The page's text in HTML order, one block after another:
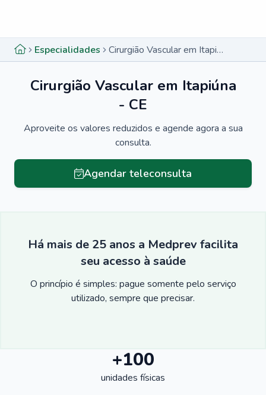
Especialidades Cirurgião Vascular em Itapiúna - CE
Cirurgião Vascular em Itapiúna
- CE
Aproveite os valores reduzidos e agende agora a sua
consulta.
Agendar teleconsulta
Há mais de 25 anos a Medprev facilita
seu acesso à saúde
O princípio é simples: pague somente pelo serviço
utilizado, sempre que precisar.
+100
unidades físicas